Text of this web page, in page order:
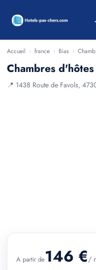
Accueil › france › Bias ›
Chambres
📍 1438 Route de Favols,
A partir de146 €/